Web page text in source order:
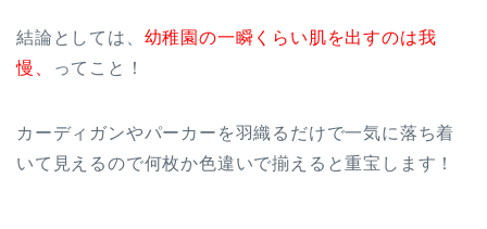
結論としては、 幼稚園の一瞬くらい肌を出すのは我
慢、
ってこと！
カーディガンやパーカーを羽織るだけで一気に落ち着
いて見えるので何枚か色違いで揃えると重宝します！